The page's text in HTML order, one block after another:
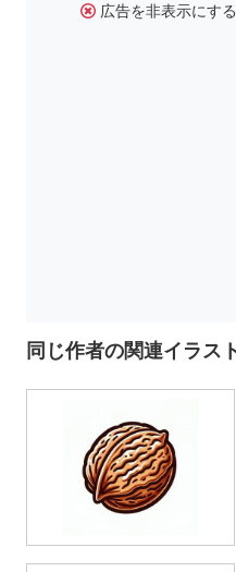
広告を非表示にする
同じ作者の関連イラス